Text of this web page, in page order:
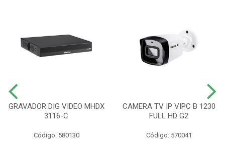
GRAVADOR DIG VIDEO MHDX
3116-C
Código: 580130
CAMERA TV IP VIPC B 1230
FULL HD G2
Código: 570041